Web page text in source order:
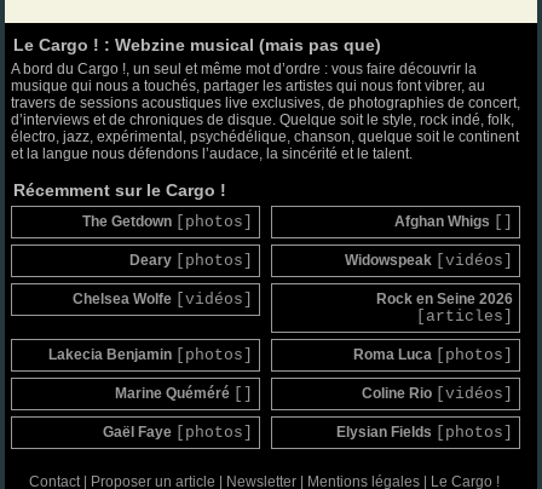
Le Cargo ! : Webzine musical (mais pas que)
A bord du Cargo !, un seul et même mot d’ordre : vous faire découvrir la
musique qui nous a touchés, partager les artistes qui nous font vibrer, au
travers de sessions acoustiques live exclusives, de photographies de concert,
d’interviews et de chroniques de disque. Quelque soit le style, rock indé, folk,
électro, jazz, expérimental, psychédélique, chanson, quelque soit le continent
et la langue nous défendons l’audace, la sincérité et le talent.
Récemment sur le Cargo !
The Getdown [photos] Afghan Whigs
Deary [photos] Widowspeak [vidéos]
Chelsea Wolfe [vidéos] Rock en Seine 2026
[articles]
Lakecia Benjamin [photos] Roma Luca [photos]
Marine Quéméré Coline Rio [vidéos]
Gaël Faye [photos] Elysian Fields [photos]
Contact| Proposer un article Newsletter| Mentions légales| Le Cargo !